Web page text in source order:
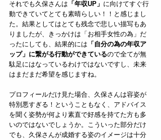
それでも久保さんは 「年収UP」 に向けてすぐ行
動できていてとても素晴らしい！！と感じまし
た。結果としてはとても残念で悲しい描写もあ
りましたが、きっかけは「お相手女性の為」だ
ったにしても、結果的には 「自分の為の年収ア
ップ」に繋がる行動ができているので全てが無
駄足にはなっているわけではないですし、未来
はまだまだ希望を感じますね。
プロフィールだけ見た場合、久保さんは容姿が
特別悪すぎる！ということもなく、アドバイス
を聞く姿勢が何より素直で好感を持てた方も多
いのではないでしょうか。こういった部分だけ
でも、久保さんが成婚する姿のイメージは十分